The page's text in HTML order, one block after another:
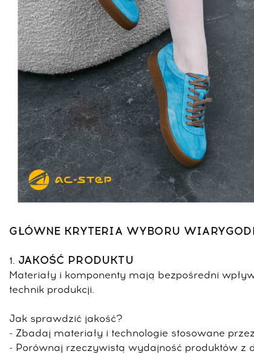
GŁÓWNE KRYTERIA WYBORU
1. JAKOŚĆ PRODUKTU
Materiały i komponenty mają bezpośredni
technik produkcji.
Jak sprawdzić jakość?
- Zbadaj materiały i technologie stosowane
- Porównaj rzeczywistą wydajność produktów z